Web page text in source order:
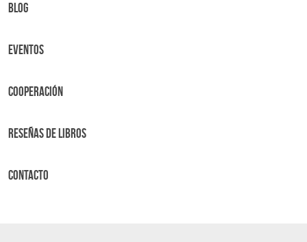
BLOG
Eventos
Cooperación
Reseñas de libros
Contacto